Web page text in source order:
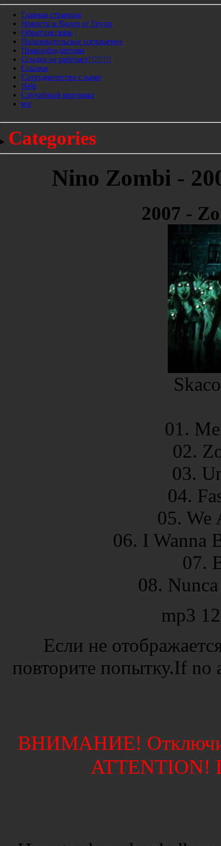
Главная страница
Новости и Видео от Групп
Обратная связь
Пользовательское соглашение
Правообладателям
Ссылка не работает?!?!?!?!
Ссылки
Сотрудничество с нами
Help
Cлучайный материал
test
Categories
Nino Zombi -
2007 -
01.
02.
03.
04.
05. We
06. I Wanna
07.
08.
mp3
Если не
повторите попытку.If
ВНИМАНИЕ!
ATTENTION!